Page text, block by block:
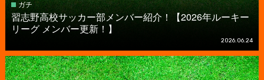
ガチ
習志野高校サッカー部メンバー紹介！【2026年ルーキー
リーグ メンバー更新！】
2026.06.24